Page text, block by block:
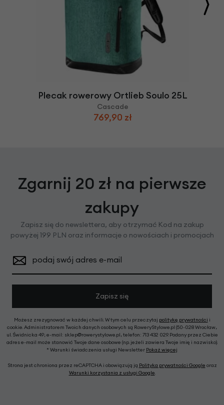
Plecak rowerowy Ortlieb Soulo 25L
Cascade
769,90 zł
Zgarnij 20 zł na pierwsze
zakupy
Zapisz się do newslettera, aby otrzymać Kod na zakup
powyżej 199 PLN oraz informacje o nowościach i promocjach
podaj swój adres e-mail
Zapisz się
Możesz zrezygnować w każdej chwili. W tym celu przeczytaj politykę prywatności i
cookie. Administratorem Twoich danych osobowych są RoweryStylowe.pl (50-028 Wrocław,
ul. Świdnicka 49; e-mail: sklep@rowerystylowe.pl, telefon: 713 432 029. Podany przez Ciebie
adres e-mail może stanowić Twoje dane osobowe (np. jeżeli zawiera Twoje imię i nazwisko).
* Warunki świadczenia usługi Newsletter Pokaż więcej
Strona jest chroniona przez reCAPTCHA i obowiązują ją Polityka prywatności Google oraz
Warunki korzystania z usługi Google